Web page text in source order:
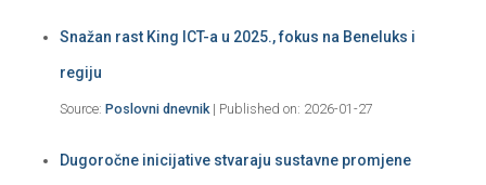
Snažan rast King ICT-a u 2025., fokus na Beneluks i
regiju
Source: Poslovni dnevnik Published on: 2026-01-27
Dugoročne inicijative stvaraju sustavne promjene